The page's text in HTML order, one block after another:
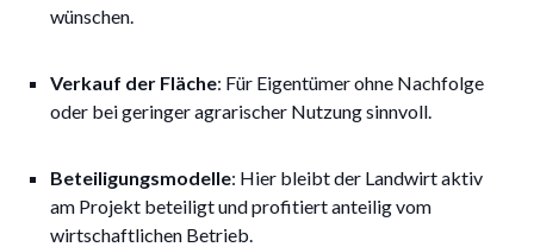
wünschen.
Verkauf der Fläche: Für Eigentümer ohne Nachfolge
oder bei geringer agrarischer Nutzung sinnvoll.
Beteiligungsmodelle: Hier bleibt der Landwirt aktiv
am Projekt beteiligt und profitiert anteilig vom
wirtschaftlichen Betrieb.